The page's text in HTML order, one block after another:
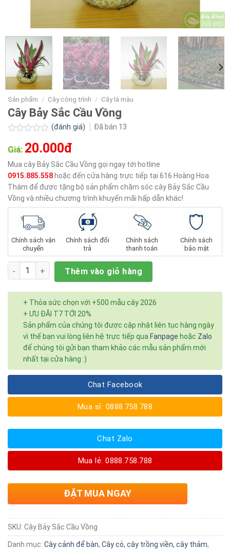
Sản phẩm / Cây công trình / Cây lá màu
Cây Bảy Sắc Cầu Vồng
xếp
0.0
5
sao
(đánh giá) Đã bán 13
Giá: 20.000đ
Mua cây Bảy Sắc Cầu Vồng gọi ngay tới hotline
0915.885.558 hoặc đến cửa hàng trực tiếp tại 616 Hoàng Hoa
Thám để được tặng bộ sản phẩm chăm sóc cây Bảy Sắc Cầu
Vồng và nhiều chương trình khuyến mãi hấp dẫn khác!
Chính sách vận
chuyển
Chính sách đổi
trả
Chính sách
thanh toán
Chính sách
bảo mật
Số lượng Thêm vào giỏ hàng
+ Thỏa sức chọn với +500 mẫu cây 2026
+ ƯU ĐÃI T7 TỚI 20%
Sản phẩm của chúng tôi được cập nhật liên tục hàng ngày
vì thế bạn vui lòng liên hệ trực tiếp qua Fanpage hoặc Zalo
để chúng tôi gửi bạn tham khảo các mẫu sản phẩm mới
nhất tại cửa hàng :)
Chat Facebook
Mua sỉ: 0888.758.788
Chat Zalo
Mua lẻ: 0888.758.788
ĐẶT MUA NGAY
SKU: Cây Bảy Sắc Cầu Vồng
Danh mục: Cây cảnh để bàn, Cây cỏ, cây trồng viền, cây thảm,